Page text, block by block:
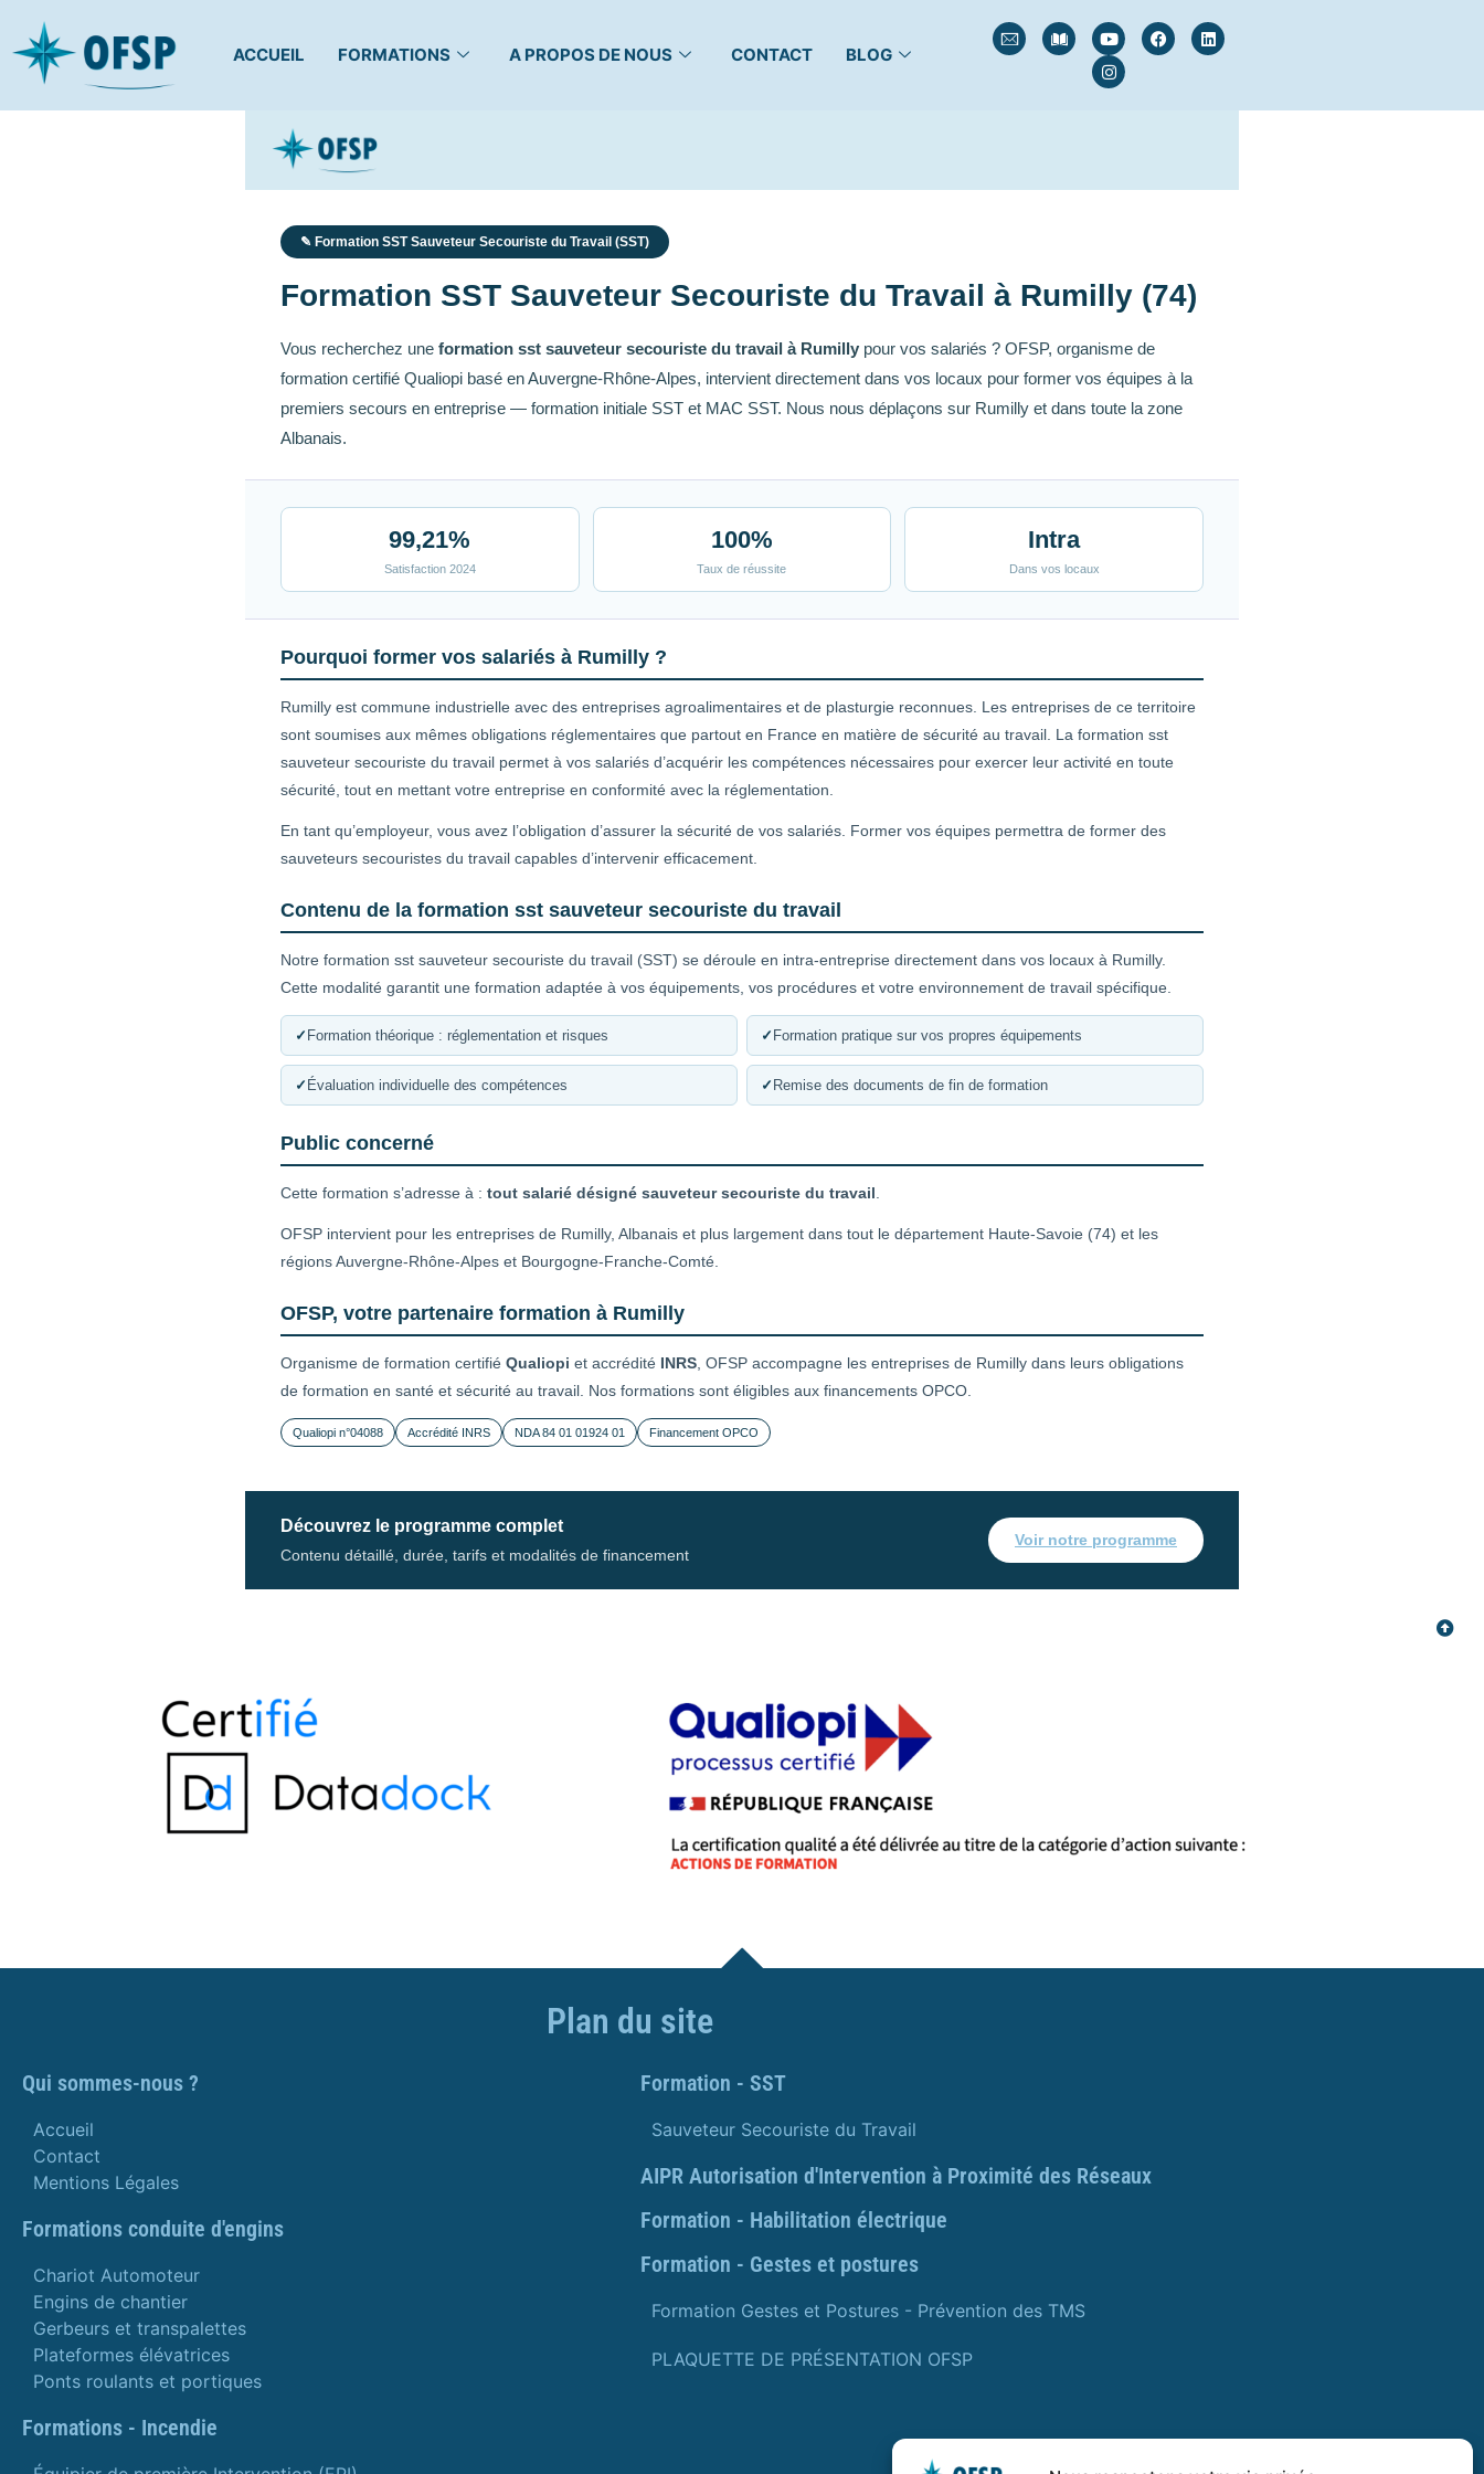
ACCUEIL FORMATIONS A PROPOS DE NOUS CONTACT BLOG
✎ Formation SST Sauveteur Secouriste du Travail (SST)
Formation SST Sauveteur Secouriste du Travail à Rumilly (74)
Vous recherchez une formation sst sauveteur secouriste du travail à Rumilly pour vos salariés ? OFSP, organisme de
formation certifié Qualiopi basé en Auvergne-Rhône-Alpes, intervient directement dans vos locaux pour former vos équipes à la
premiers secours en entreprise — formation initiale SST et MAC SST. Nous nous déplaçons sur Rumilly et dans toute la zone
Albanais.
99,21%
Satisfaction 2024
100%
Taux de réussite
Intra
Dans vos locaux
Pourquoi former vos salariés à Rumilly ?
Rumilly est commune industrielle avec des entreprises agroalimentaires et de plasturgie reconnues. Les entreprises de ce territoire
sont soumises aux mêmes obligations réglementaires que partout en France en matière de sécurité au travail. La formation sst
sauveteur secouriste du travail permet à vos salariés d’acquérir les compétences nécessaires pour exercer leur activité en toute
sécurité, tout en mettant votre entreprise en conformité avec la réglementation.
En tant qu’employeur, vous avez l’obligation d’assurer la sécurité de vos salariés. Former vos équipes permettra de former des
sauveteurs secouristes du travail capables d’intervenir efficacement.
Contenu de la formation sst sauveteur secouriste du travail
Notre formation sst sauveteur secouriste du travail (SST) se déroule en intra-entreprise directement dans vos locaux à Rumilly.
Cette modalité garantit une formation adaptée à vos équipements, vos procédures et votre environnement de travail spécifique.
✓ Formation théorique : réglementation et risques ✓ Formation pratique sur vos propres équipements
✓ Évaluation individuelle des compétences ✓ Remise des documents de fin de formation
Public concerné
Cette formation s’adresse à : tout salarié désigné sauveteur secouriste du travail
OFSP intervient pour les entreprises de Rumilly, Albanais et plus largement dans tout le département Haute-Savoie (74) et les
régions Auvergne-Rhône-Alpes et Bourgogne-Franche-Comté.
OFSP, votre partenaire formation à Rumilly
Organisme de formation certifié Qualiopi et accrédité INRS , OFSP accompagne les entreprises de Rumilly dans leurs obligations
de formation en santé et sécurité au travail. Nos formations sont éligibles aux financements OPCO.
Qualiopi n°04088 Accrédité INRS NDA 84 01 01924 01 Financement OPCO
Découvrez le programme complet
Contenu détaillé, durée, tarifs et modalités de financement
Voir notre programme
Plan du site
Qui sommes-nous ?
Accueil
Contact
Mentions Légales
Formations conduite d'engins
Chariot Automoteur
Engins de chantier
Gerbeurs et transpalettes
Plateformes élévatrices
Ponts roulants et portiques
Formations - Incendie
Formation - SST
Sauveteur Secouriste du Travail
AIPR Autorisation d'Intervention à Proximité des Réseaux
Formation - Habilitation électrique
Formation - Gestes et postures
Formation Gestes et Postures - Prévention des TMS
PLAQUETTE DE PRÉSENTATION OFSP